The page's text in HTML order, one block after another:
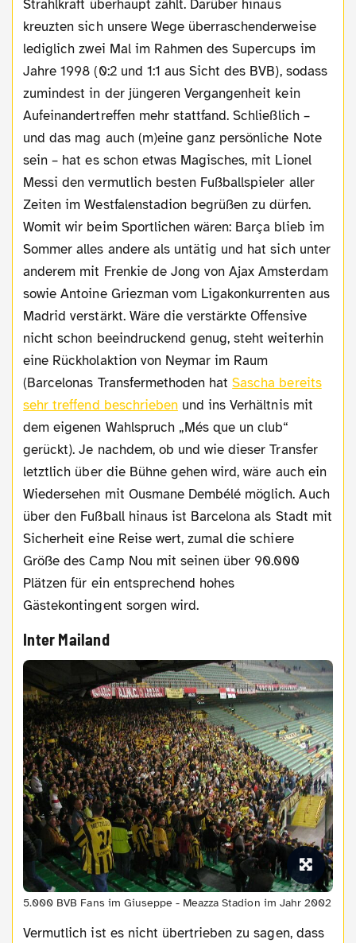
Strahlkraft überhaupt zählt. Darüber hinaus
kreuzten sich unsere Wege überraschenderweise
lediglich zwei Mal im Rahmen des Supercups im
Jahre 1998 (0:2 und 1:1 aus Sicht des BVB), sodass
zumindest in der jüngeren Vergangenheit kein
Aufeinandertreffen mehr stattfand. Schließlich –
und das mag auch (m)eine ganz persönliche Note
sein – hat es schon etwas Magisches, mit Lionel
Messi den vermutlich besten Fußballspieler aller
Zeiten im Westfalenstadion begrüßen zu dürfen.
Womit wir beim Sportlichen wären: Barça blieb im
Sommer alles andere als untätig und hat sich unter
anderem mit Frenkie de Jong von Ajax Amsterdam
sowie Antoine Griezman vom Ligakonkurrenten aus
Madrid verstärkt. Wäre die verstärkte Offensive
nicht schon beeindruckend genug, steht weiterhin
eine Rückholaktion von Neymar im Raum
(Barcelonas Transfermethoden hatSascha bereits
sehr treffend beschriebenund ins Verhältnis mit
dem eigenen Wahlspruch „Més que un club“
gerückt). Je nachdem, ob und wie dieser Transfer
letztlich über die Bühne gehen wird, wäre auch ein
Wiedersehen mit Ousmane Dembélé möglich. Auch
über den Fußball hinaus ist Barcelona als Stadt mit
Sicherheit eine Reise wert, zumal die schiere
Größe des Camp Nou mit seinen über 90.000
Plätzen für ein entsprechend hohes
Gästekontingent sorgen wird.
Inter Mailand
5.000 BVB Fans im Giuseppe - Meazza Stadion im Jahr 2002
Vermutlich ist es nicht übertrieben zu sagen, dass